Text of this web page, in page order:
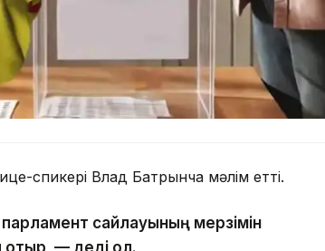
спикері Влад Батрынча мәлім етті.
парламент сайлауының мерзімін